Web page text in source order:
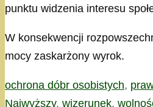
punktu widzenia interesu
W konsekwencji
mocy zaskarżony wyrok.
Kategorie
ochrona dóbr osobistych,
Najwyższy, wizerunek,